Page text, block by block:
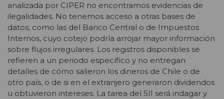
analizada por CIPER no encontramos evidencias de
ilegalidades. No tenemos acceso a otras bases de
datos, como las del Banco Central o de Impuestos
Internos, cuyo cotejo podría arrojar mayor información
sobre flujos irregulares. Los registros disponibles se
refieren a un periodo específico y no entregan
detalles de cómo salieron los dineros de Chile o de
otro país, o de si en el extranjero generaron dividendos
u obtuvieron intereses. La tarea del SII será indagar y